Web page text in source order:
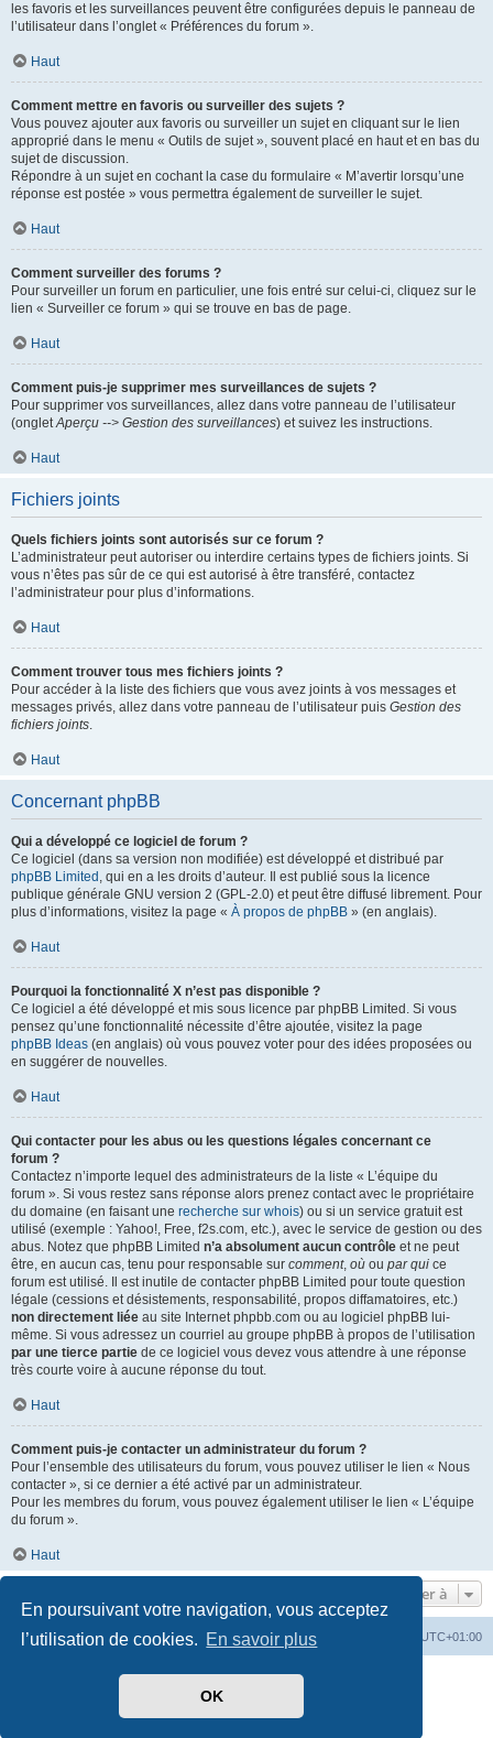
En poursuivant votre navigation, vous acceptez
l’utilisation de cookies. En savoir plus
OK
les favoris et les surveillances peuvent être configurées depuis le panneau de
l’utilisateur dans l’onglet « Préférences du forum ».
Haut
Comment mettre en favoris ou surveiller des sujets ?
Vous pouvez ajouter aux favoris ou surveiller un sujet en cliquant sur le lien
approprié dans le menu « Outils de sujet », souvent placé en haut et en bas du
sujet de discussion.
Répondre à un sujet en cochant la case du formulaire « M’avertir lorsqu’une
réponse est postée » vous permettra également de surveiller le sujet.
Haut
Comment surveiller des forums ?
Pour surveiller un forum en particulier, une fois entré sur celui-ci, cliquez sur le
lien « Surveiller ce forum » qui se trouve en bas de page.
Haut
Comment puis-je supprimer mes surveillances de sujets ?
Pour supprimer vos surveillances, allez dans votre panneau de l’utilisateur
(ongletAperçu --> Gestion des surveillances) et suivez les instructions.
Haut
Fichiers joints
Quels fichiers joints sont autorisés sur ce forum ?
L’administrateur peut autoriser ou interdire certains types de fichiers joints. Si
vous n’êtes pas sûr de ce qui est autorisé à être transféré, contactez
l’administrateur pour plus d’informations.
Haut
Comment trouver tous mes fichiers joints ?
Pour accéder à la liste des fichiers que vous avez joints à vos messages et
messages privés, allez dans votre panneau de l’utilisateur puis Gestion des
fichiers joints.
Haut
Concernant phpBB
Qui a développé ce logiciel de forum ?
Ce logiciel (dans sa version non modifiée) est développé et distribué par
phpBB Limited , qui en a les droits d’auteur. Il est publié sous la licence
publique générale GNU version 2 (GPL-2.0) et peut être diffusé librement. Pour
plus d’informations, visitez la page « À propos de phpBB » (en anglais).
Haut
Pourquoi la fonctionnalité X n’est pas disponible ?
Ce logiciel a été développé et mis sous licence par phpBB Limited. Si vous
pensez qu’une fonctionnalité nécessite d’être ajoutée, visitez la page
phpBB Ideas (en anglais) où vous pouvez voter pour des idées proposées ou
en suggérer de nouvelles.
Haut
Qui contacter pour les abus ou les questions légales concernant ce
forum ?
Contactez n’importe lequel des administrateurs de la liste « L’équipe du
forum ». Si vous restez sans réponse alors prenez contact avec le propriétaire
du domaine (en faisant une recherche sur whois) ou si un service gratuit est
utilisé (exemple : Yahoo!, Free, f2s.com, etc.), avec le service de gestion ou des
abus. Notez que phpBB Limited n’a absolument aucun contrôle et ne peut
être, en aucun cas, tenu pour responsable sur comment, où ou par qui ce
forum est utilisé. Il est inutile de contacter phpBB Limited pour toute question
légale (cessions et désistements, responsabilité, propos diffamatoires, etc.)
non directement liée au site Internet phpbb.com ou au logiciel phpBB lui-
même. Si vous adressez un courriel au groupe phpBB à propos de l’utilisation
par une tierce partie de ce logiciel vous devez vous attendre à une réponse
très courte voire à aucune réponse du tout.
Haut
Comment puis-je contacter un administrateur du forum ?
Pour l’ensemble des utilisateurs du forum, vous pouvez utiliser le lien « Nous
contacter », si ce dernier a été activé par un administrateur.
Pour les membres du forum, vous pouvez également utiliser le lien « L’équipe
du forum ».
Haut
Aller à
Index du forum UTC+01:00
Développé parphpBB® Forum Software © phpBB Limited
Traduit par
Side-car club Français